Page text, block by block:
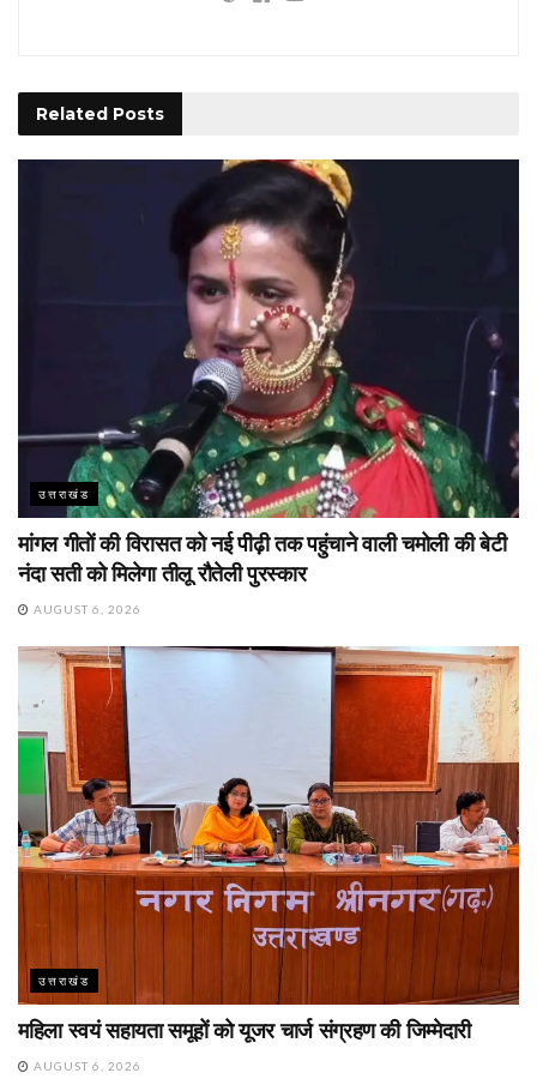
Related Posts
उत्तराखंड
मांगल गीतों की विरासत को नई पीढ़ी तक पहुंचाने वाली चमोली की बेटी
नंदा सती को मिलेगा तीलू रौतेली पुरस्कार
AUGUST 6, 2026
उत्तराखंड
महिला स्वयं सहायता समूहों को यूजर चार्ज संग्रहण की जिम्मेदारी
AUGUST 6, 2026